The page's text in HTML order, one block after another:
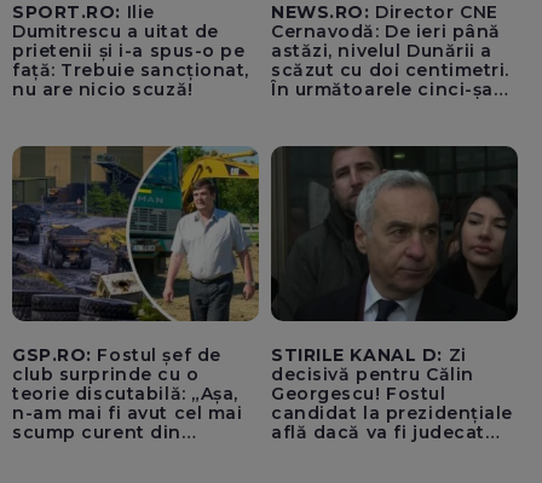
SPORT.RO: Ilie
Dumitrescu a uitat de
prietenii și i-a spus-o pe
față: Trebuie sancționat,
nu are nicio scuză!
NEWS.RO: Director CNE
Cernavodă: De ieri până
astăzi, nivelul Dunării a
scăzut cu doi centimetri.
În următoarele cinci-șase
luăm în considerare
operațiunile de astăzi cu
barjele
GSP.RO: Fostul șef de
club surprinde cu o
teorie discutabilă: „Așa,
n-am mai fi avut cel mai
scump curent din
STIRILE KANAL D: Zi
decisivă pentru Călin
Georgescu! Fostul
candidat la prezidențiale
află dacă va fi judecat